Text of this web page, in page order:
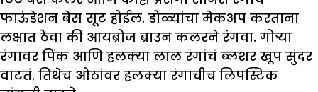
फाऊंडेशन बेस सूट होईल. डोळ्यांचा मेकअप करताना
लक्षात ठेवा की आयब्रोज ब्राउन कलरने रंगवा. गोऱ्या
रंगावर पिंक आणि हलक्या लाल रंगांचं ब्लशर खूप सुंदर
वाटतं. तिथेच ओठांवर हलक्या रंगाचीच लिपस्टिक